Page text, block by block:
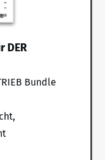
DER
Bundle